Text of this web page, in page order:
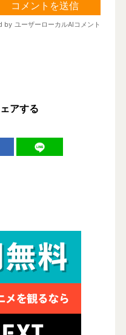
アする